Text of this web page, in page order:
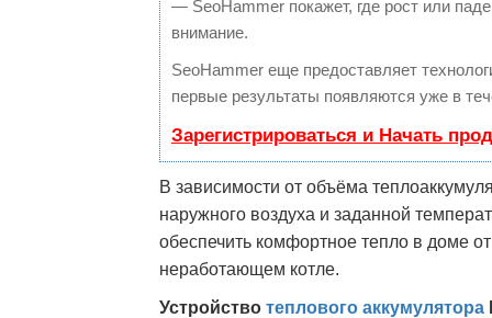
— SeoHammer покажет, где рост или
внимание.
SeoHammer еще предоставляет
первые результаты появляются уже в
Зарегистрироваться и Начать
В зависимости от объёма
наружного воздуха и заданной
обеспечить комфортное тепло в доме
неработающем котле.
Устройство теплового аккумулятора